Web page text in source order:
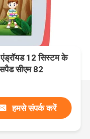
12 सिस्टम के
सीएम 82
हमसे संपर्क करें